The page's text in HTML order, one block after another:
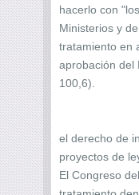
hacerlo con
Ministerios y
tratamiento en
aprobación del
100,6).
"Los
el derecho de
proyectos de
El Congreso